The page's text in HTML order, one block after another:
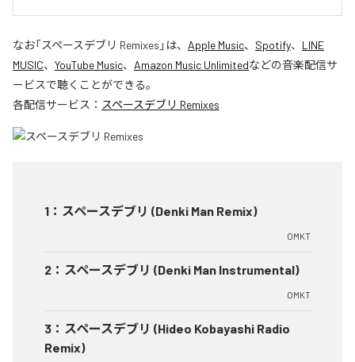
なお「スペースデブリ Remixes 」は、 Apple Music、 Spotify、 LINE
MUSIC、 YouTube Music、 Amazon Music Unlimitedなどの音楽配信サ
ービスで聴くことができる。
各配信サービス： スペースデブリ Remixes
1 ： スペースデブリ (Denki Man Remix)
OMKT
2 ： スペースデブリ (Denki Man Instrumental)
OMKT
3 ： スペースデブリ (Hideo Kobayashi Radio
Remix)